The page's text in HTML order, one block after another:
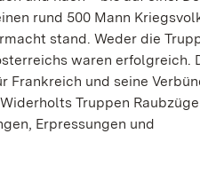
rund 500 Mann
stand. Weder die
waren erfolgreich.
und seine
Truppen
Erpressungen und